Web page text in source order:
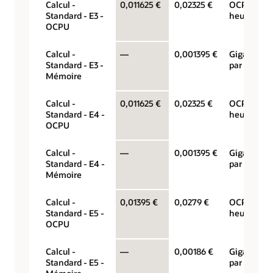
Calcul -
Standard - E3 -
OCPU
0,011625 € 0,02325 €
OCPU par
heure
Calcul -
Standard - E3 -
Mémoire
— 0,001395 €
Gigaoctets
par heure
Calcul -
Standard - E4 -
OCPU
0,011625 € 0,02325 €
OCPU par
heure
Calcul -
Standard - E4 -
Mémoire
— 0,001395 €
Gigaoctets
par heure
Calcul -
Standard - E5 -
OCPU
0,01395 € 0,0279 €
OCPU par
heure
Calcul -
Standard - E5 -
— 0,00186 €
Gigaoctets
par heure